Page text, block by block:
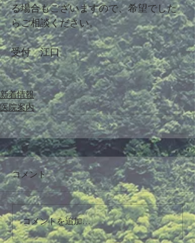
る場合もございますので、希望でした
らご相談ください。
受付　江口
新着情報
医院案内
コメント
コメントを追加…